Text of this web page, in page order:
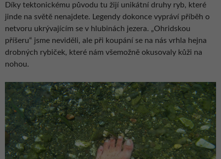
Díky tektonickému původu tu žijí unikátní druhy ryb, které
jinde na světě nenajdete. Legendy dokonce vypráví příběh o
netvoru ukrývajícím se v hlubinách jezera. „Ohridskou
příšeru“ jsme neviděli, ale při koupání se na nás vrhla hejna
drobných rybiček, které nám všemožně okusovaly kůži na
nohou.